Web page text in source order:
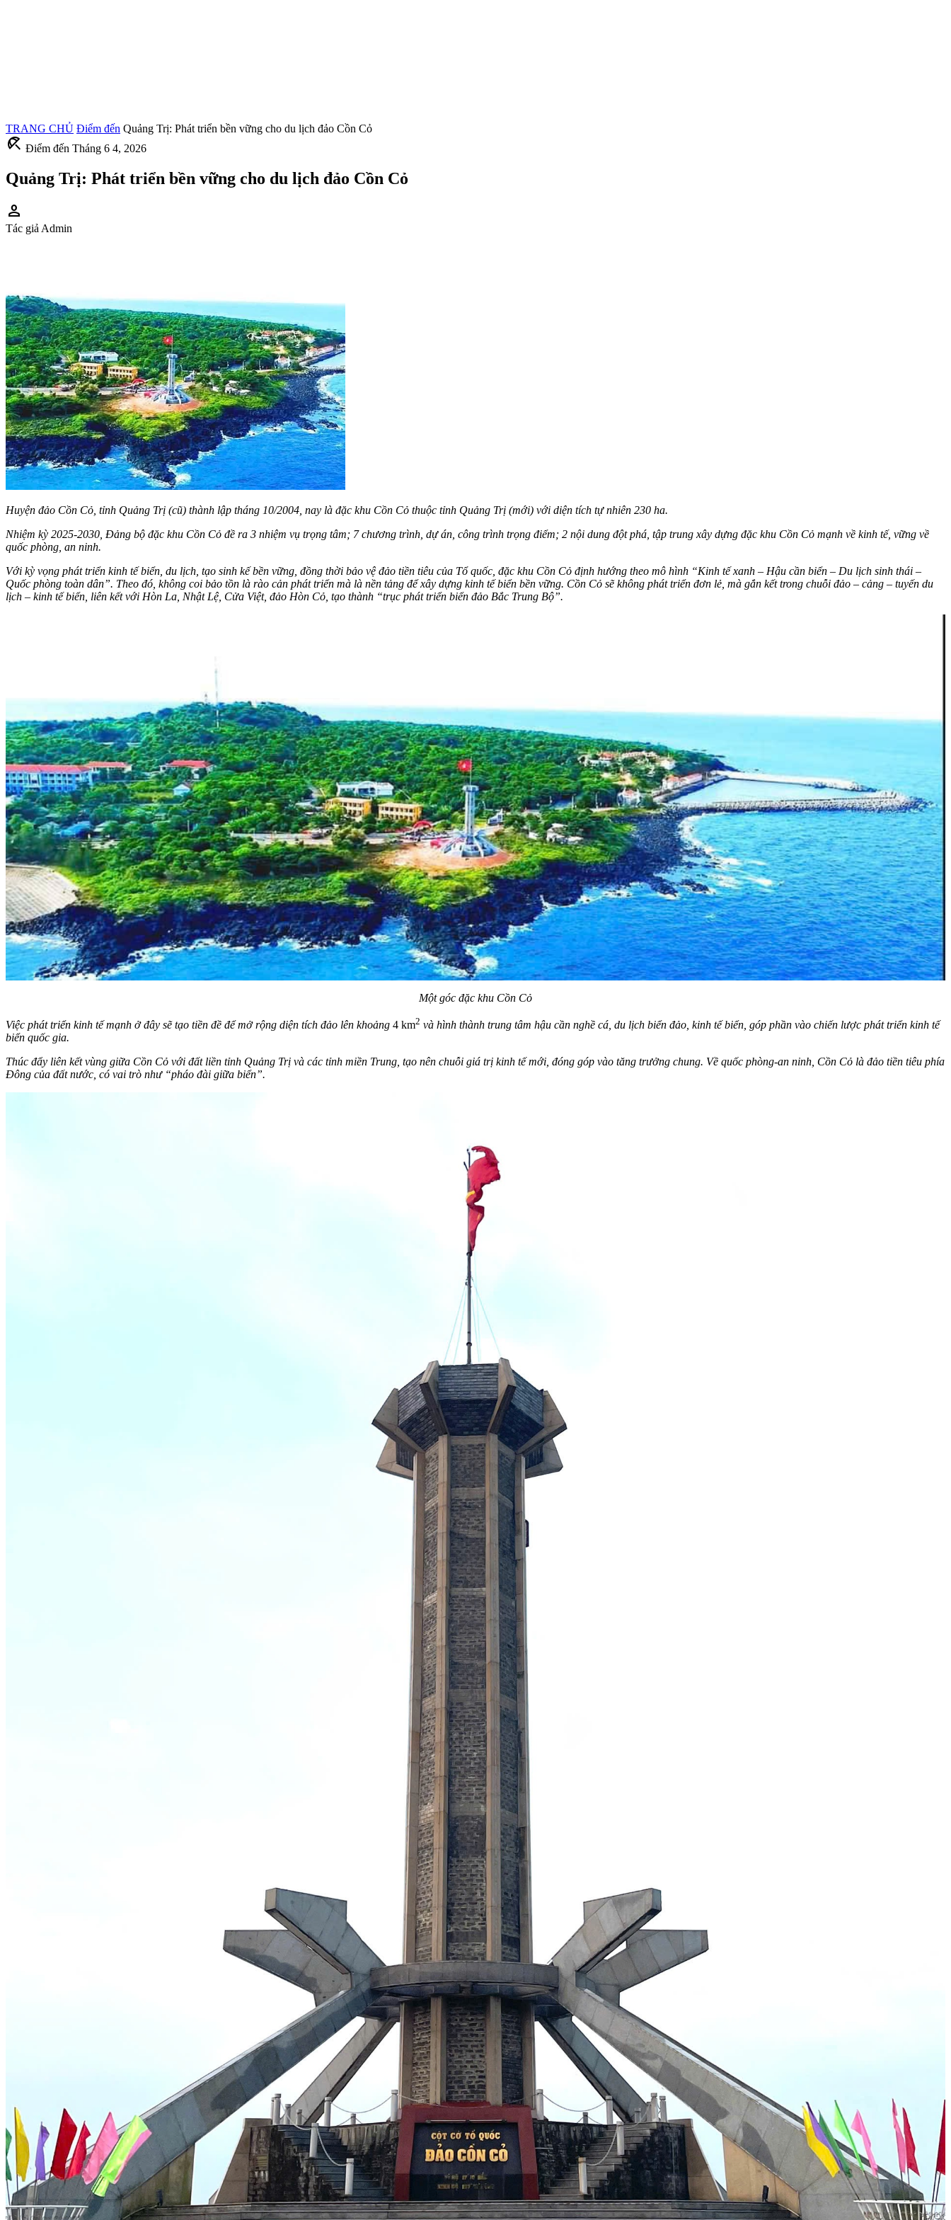
TRANG CHỦ Điểm đến Quảng Trị: Phát triển bền vững cho du lịch đảo Cồn Cỏ
beach_access Điểm đến Tháng 6 4, 2026
Quảng Trị: Phát triển bền vững cho du lịch đảo Cồn Cỏ
person
Tác giả Admin
Huyện đảo Cồn Cỏ, tỉnh Quảng Trị (cũ) thành lập tháng 10/2004, nay là đặc khu Cồn Cỏ thuộc tỉnh Quảng Trị (mới) với diện tích tự nhiên 230 ha.
Nhiệm kỳ 2025-2030, Đảng bộ đặc khu Cồn Cỏ đề ra 3 nhiệm vụ trọng tâm; 7 chương trình, dự án, công trình trọng điểm; 2 nội dung đột phá, tập trung xây dựng đặc khu Cồn Cỏ mạnh về kinh tế, vững về
quốc phòng, an ninh.
Với kỳ vọng phát triển kinh tế biển, du lịch, tạo sinh kế bền vững, đồng thời bảo vệ đảo tiền tiêu của Tổ quốc, đặc khu Cồn Cỏ định hướng theo mô hình “Kinh tế xanh – Hậu cần biển – Du lịch sinh thái –
Quốc phòng toàn dân”. Theo đó, không coi bảo tồn là rào cản phát triển mà là nền tảng để xây dựng kinh tế biển bền vững. Cồn Cỏ sẽ không phát triển đơn lẻ, mà gắn kết trong chuỗi đảo – cảng – tuyến du
lịch – kinh tế biển, liên kết với Hòn La, Nhật Lệ, Cửa Việt, đảo Hòn Cỏ, tạo thành “trục phát triển biển đảo Bắc Trung Bộ”.
Một góc đặc khu Cồn Cỏ
Việc phát triển kinh tế mạnh ở đây sẽ tạo tiền đề để mở rộng diện tích đảo lên khoảng 4 km2 và hình thành trung tâm hậu cần nghề cá, du lịch biển đảo, kinh tế biển, góp phần vào chiến lược phát triển kinh tế
biển quốc gia.
Thúc đẩy liên kết vùng giữa Cồn Cỏ với đất liền tỉnh Quảng Trị và các tỉnh miền Trung, tạo nên chuỗi giá trị kinh tế mới, đóng góp vào tăng trưởng chung. Về quốc phòng-an ninh, Cồn Cỏ là đảo tiền tiêu phía
Đông của đất nước, có vai trò như “pháo đài giữa biển”.